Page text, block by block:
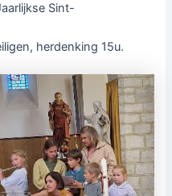
Sint-
herdenking 15u.